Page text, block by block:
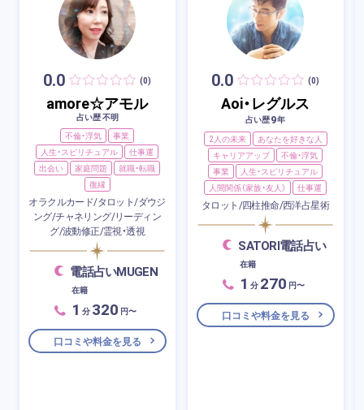
0.0 (0)
amore☆アモル
占い歴 不明
不倫・浮気
事業
人生・スピリチュアル
仕事運
出会い
家庭問題
就職・転職
復縁
オラクルカード/タロット/ダウジ
ング/チャネリング/リーディン
グ/波動修正/霊視・透視
電話占いMUGEN
在籍
1 分 320 円〜
口コミや料金を見る
0.0 (0)
Aoi・レグルス
占い歴9年
2人の未来
あなたを好きな人
キャリアアップ
不倫・浮気
事業
人生・スピリチュアル
人間関係（家族・友人）
仕事運
タロット/四柱推命/西洋占星術
SATORI電話占い
在籍
1 分 270 円〜
口コミや料金を見る